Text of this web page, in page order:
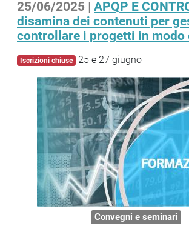
25/06/2025 | APQP E
disamina dei contenuti per
controllare i progetti in modo
Iscrizioni chiuse 25 e 27 giugno
Convegni e seminari